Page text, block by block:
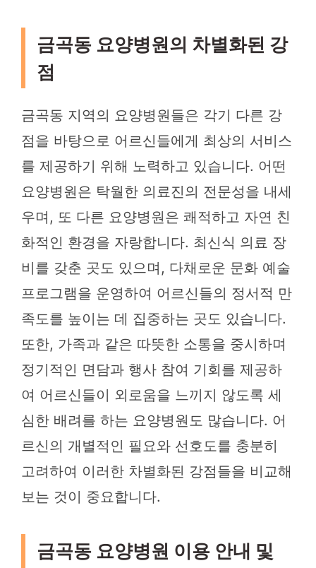
금곡동 요양병원의 차별화된 강
점
금곡동 지역의 요양병원들은 각기 다른 강
점을 바탕으로 어르신들에게 최상의 서비스
를 제공하기 위해 노력하고 있습니다. 어떤
요양병원은 탁월한 의료진의 전문성을 내세
우며, 또 다른 요양병원은 쾌적하고 자연 친
화적인 환경을 자랑합니다. 최신식 의료 장
비를 갖춘 곳도 있으며, 다채로운 문화 예술
프로그램을 운영하여 어르신들의 정서적 만
족도를 높이는 데 집중하는 곳도 있습니다.
또한, 가족과 같은 따뜻한 소통을 중시하며
정기적인 면담과 행사 참여 기회를 제공하
여 어르신들이 외로움을 느끼지 않도록 세
심한 배려를 하는 요양병원도 많습니다. 어
르신의 개별적인 필요와 선호도를 충분히
고려하여 이러한 차별화된 강점들을 비교해
보는 것이 중요합니다.
금곡동 요양병원 이용 안내 및